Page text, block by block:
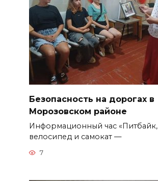
Безопасность на дорогах в
Морозовском районе
Информационный час «Питбайк,
велосипед и самокат —
7